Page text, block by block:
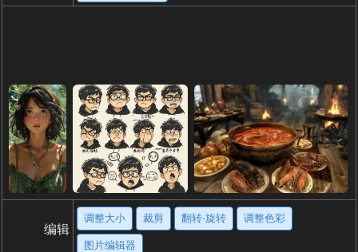
编辑
调整大小 裁剪 翻转·旋转 调整色彩
图片编辑器